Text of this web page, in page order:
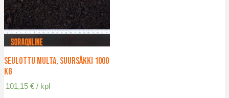
Seulottu multa, suursäkki 1000
kg
101,15€ / kpl